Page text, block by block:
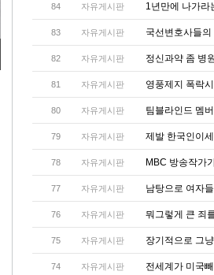
84 자유게시판 1년만에 나가라
83 자유게시판 국선변호사들
82 자유게시판 정신과약 좀 병
81 자유게시판 영풍제지 폭락
80 자유게시판 팀블라인드 멤
79 자유게시판 제발 한국인이
78 자유게시판 MBC 방송작가
77 자유게시판 남탕으로 여자
76 자유게시판 뭐그렇게 큰 죄
75 자유게시판 장기적으로 그
74 자유게시판 전세계가 미국